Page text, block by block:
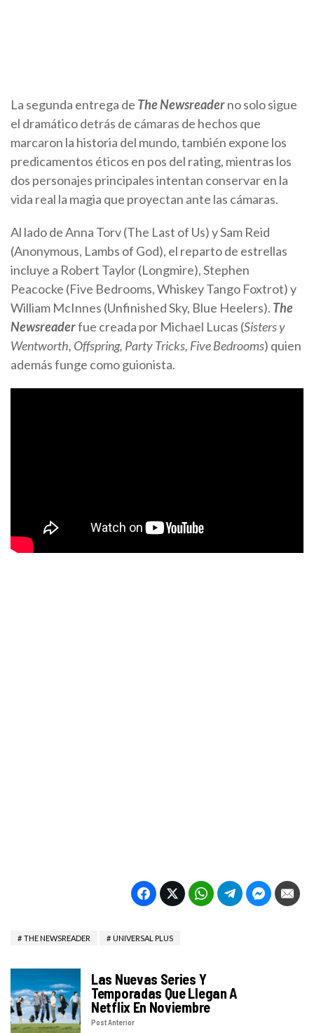
La segunda entrega de The Newsreaderno solo sigue
el dramático detrás de cámaras de hechos que
marcaron la historia del mundo, también expone los
predicamentos éticos en pos del rating, mientras los
dos personajes principales intentan conservar en la
vida real la magia que proyectan ante las cámaras.
Al lado de Anna Torv (The Last of Us) y Sam Reid
(Anonymous, Lambs of God), el reparto de estrellas
incluye a Robert Taylor (Longmire), Stephen
Peacocke (Five Bedrooms, Whiskey Tango Foxtrot) y
William McInnes (Unfinished Sky, Blue Heelers). The
Newsreaderfue creada por Michael Lucas (Sisters y
Wentworth, Offspring, Party Tricks, Five Bedrooms) quien
además funge como guionista.
THE NEWSREADER UNIVERSAL PLUS
Las Nuevas Series Y
Temporadas Que Llegan A
Netflix En Noviembre
Post Anterior